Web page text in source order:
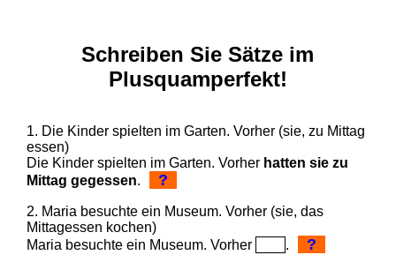
Schreiben Sie Sätze im
Plusquamperfekt!
1. Die Kinder spielten im Garten. Vorher (sie, zu Mittag
essen)
Die Kinder spielten im Garten. Vorher hatten sie zu
Mittag gegessen. ?
2. Maria besuchte ein Museum. Vorher (sie, das
Mittagessen kochen)
Maria besuchte ein Museum. Vorher
. ?